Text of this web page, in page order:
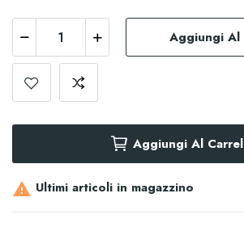
Aggiungi Al
Aggiungi Al
 Ultimi articoli in magazzino